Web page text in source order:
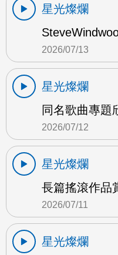
星光燦爛
2026/07/13
星光燦爛
同名歌曲專題
2026/07/12
星光燦爛
長篇搖滾作品
2026/07/11
星光燦爛